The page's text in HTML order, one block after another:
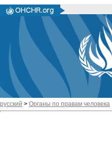
русский > Органы по правам человека